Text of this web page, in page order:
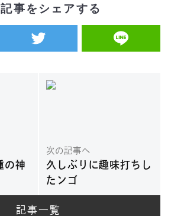
事をシェアする
の神
次の記事へ
久しぶりに趣味打ちし
たンゴ
記事一覧